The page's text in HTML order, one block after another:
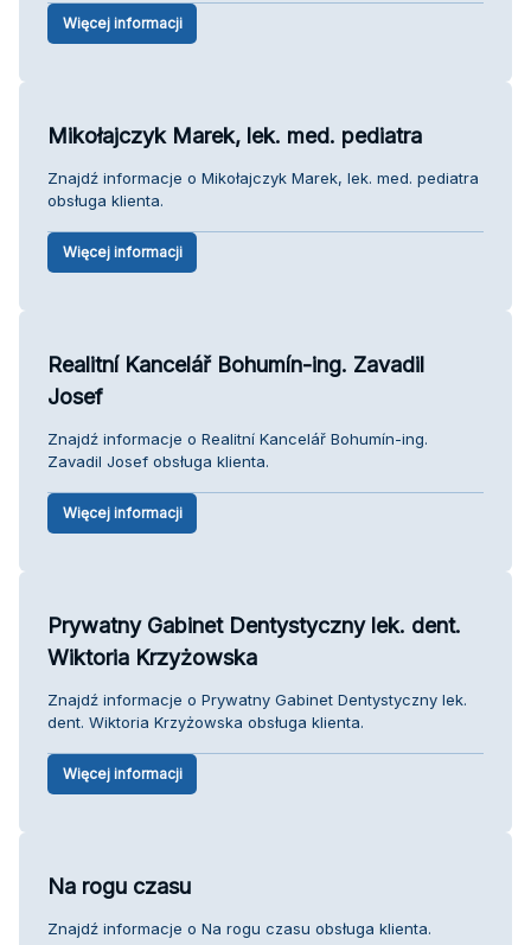
Więcej informacji
Mikołajczyk Marek, lek. med. pediatra
Znajdź informacje o Mikołajczyk Marek, lek. med. pediatra
obsługa klienta.
Więcej informacji
Realitní Kancelář Bohumín-ing. Zavadil
Josef
Znajdź informacje o Realitní Kancelář Bohumín-ing.
Zavadil Josef obsługa klienta.
Więcej informacji
Prywatny Gabinet Dentystyczny lek. dent.
Wiktoria Krzyżowska
Znajdź informacje o Prywatny Gabinet Dentystyczny lek.
dent. Wiktoria Krzyżowska obsługa klienta.
Więcej informacji
Na rogu czasu
Znajdź informacje o Na rogu czasu obsługa klienta.